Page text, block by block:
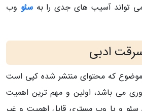
می تواند آسیب های جدی را بهسئو وب
ادبی
که محتوای منتشر شده کپی است
می باشد، اولین و مهم ترین اهمیت